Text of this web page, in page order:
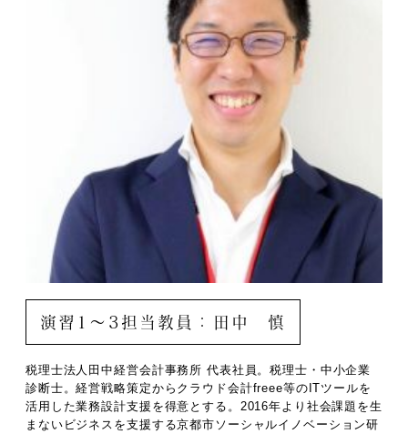
演習1～3担当教員：田中 慎
税理士法人田中経営会計事務所 代表社員。税理士・中小企業
診断士。経営戦略策定からクラウド会計freee等のITツールを
活用した業務設計支援を得意とする。2016年より社会課題を生
まないビジネスを支援する京都市ソーシャルイノベーション研